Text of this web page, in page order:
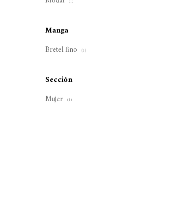
Manga
Bretel fino (1)
Sección
Mujer (1)